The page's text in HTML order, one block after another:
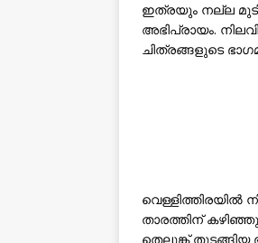
ഇത്രയും നല്ല
അഭിപ്രായം.
ചിത്രങ്ങളുടെ
വെള്ളിത്തിരയിൽ
താരത്തിന്
തെലുങ്ക് തുടങ്ങിയ